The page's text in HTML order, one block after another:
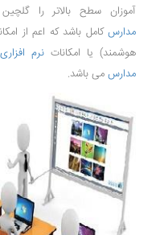
آموزان سطح بالاتر را گلچین
مدارس کامل باشد که اعم از
هوشمند) یا امکانات نرم افزاری
مدارس می باشد.